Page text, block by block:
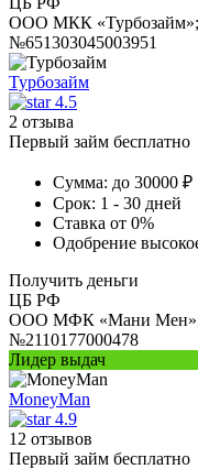
ООО МКК
№651303045003951
Турбозайм
4.5
2 отзыва
Первый займ бесплатно
Сумма: до 30000 ₽
Срок: 1 - 30 дней
Ставка от 0%
Одобрение
Получить деньги
ЦБ РФ
ООО МФК «Мани Мен»;
№2110177000478
Лидер выдач
MoneyMan
4.9
12 отзывов
Первый займ бесплатно